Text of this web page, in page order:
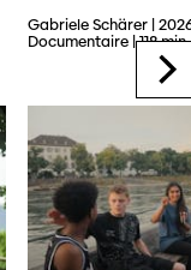
Gabriele Schärer |
Documentaire | 118 min